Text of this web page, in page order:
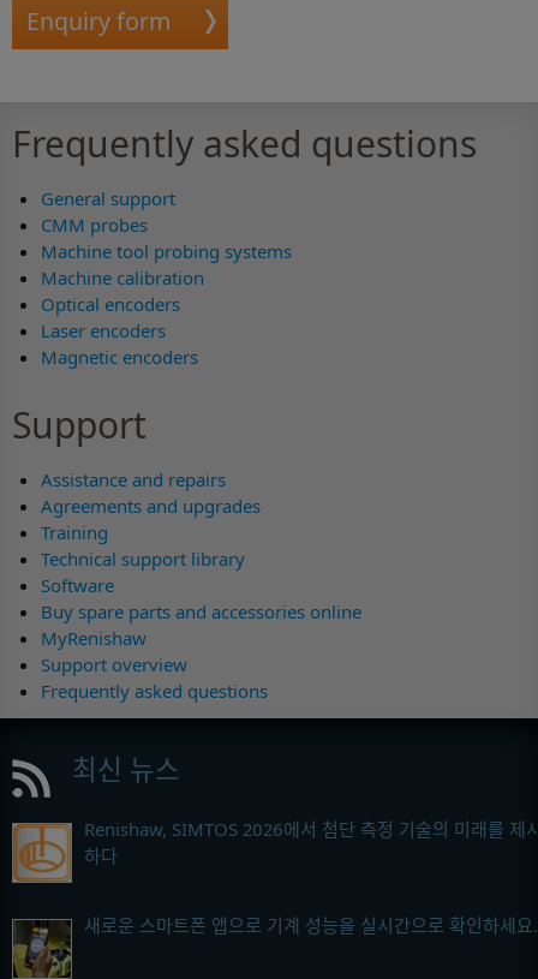
Enquiry form
Frequently asked questions
General support
CMM probes
Machine tool probing systems
Machine calibration
Optical encoders
Laser encoders
Magnetic encoders
Support
Assistance and repairs
Agreements and upgrades
Training
Technical support library
Software
Buy spare parts and accessories online
MyRenishaw
Support overview
Frequently asked questions
최신 뉴스
Renishaw, SIMTOS 2026에서 첨단 측정 기술의 미래를 제
하다
새로운 스마트폰 앱으로 기계 성능을 실시간으로 확인하세요.